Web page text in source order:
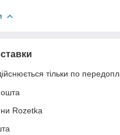
тільки по
Rozetka